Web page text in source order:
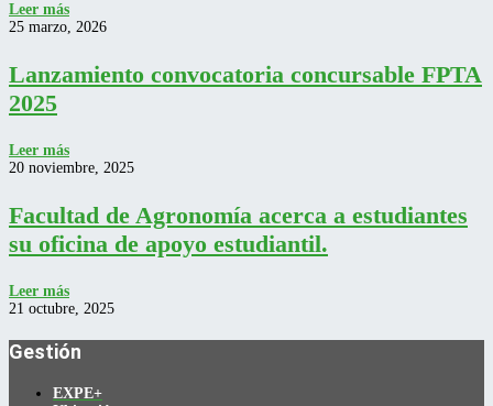
Leer más
25 marzo, 2026
Lanzamiento convocatoria concursable FPTA
2025
Leer más
20 noviembre, 2025
Facultad de Agronomía acerca a estudiantes
su oficina de apoyo estudiantil.
Leer más
21 octubre, 2025
Gestión
EXPE+